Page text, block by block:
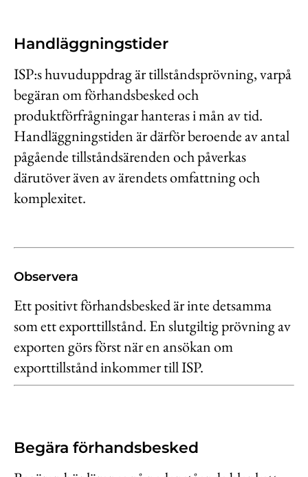
Handläggningstider
ISP:s huvuduppdrag är tillståndsprövning, varpå
begäran om förhandsbesked och
produktförfrågningar hanteras i mån av tid.
Handläggningstiden är därför beroende av antal
pågående tillståndsärenden och påverkas
därutöver även av ärendets omfattning och
komplexitet.
Observera
Ett positivt förhandsbesked är inte detsamma
som ett exporttillstånd. En slutgiltig prövning av
exporten görs först när en ansökan om
exporttillstånd inkommer till ISP.
Begära förhandsbesked